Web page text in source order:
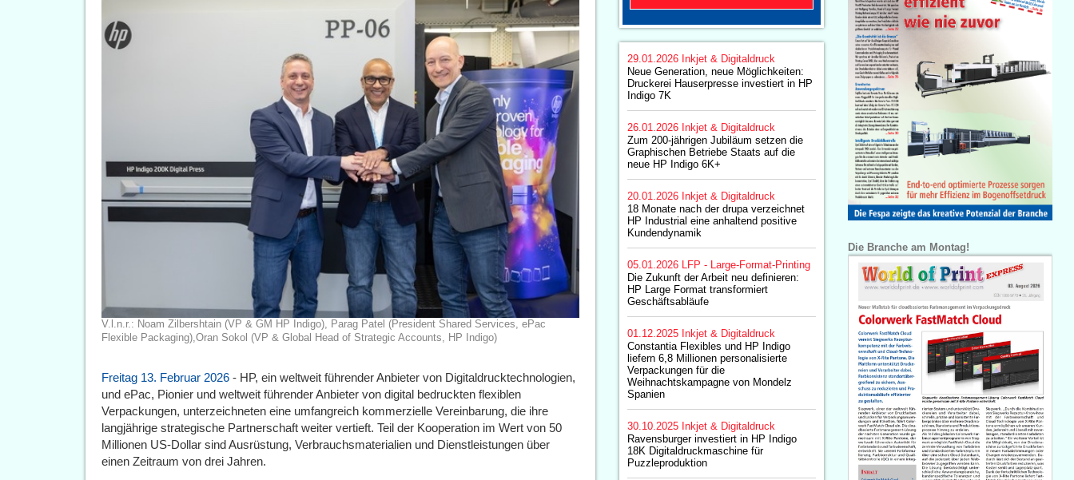
V.l.n.r.: Noam Zilbershtain (VP & GM HP Indigo), Parag Patel (President Shared Services, ePac
Flexible Packaging),Oran Sokol (VP & Global Head of Strategic Accounts, HP Indigo)
Freitag 13. Februar 2026 - HP, ein weltweit führender Anbieter von Digitaldrucktechnologien,
und ePac, Pionier und weltweit führender Anbieter von digital bedruckten flexiblen
Verpackungen, unterzeichneten eine umfangreich kommerzielle Vereinbarung, die ihre
langjährige strategische Partnerschaft weiter vertieft. Teil der Kooperation im Wert von 50
Millionen US-Dollar sind Ausrüstung, Verbrauchsmaterialien und Dienstleistungen über
einen Zeitraum von drei Jahren.
29.01.2026 Inkjet & Digitaldruck
Neue Generation, neue Möglichkeiten:
Druckerei Hauserpresse investiert in HP
Indigo 7K
26.01.2026 Inkjet & Digitaldruck
Zum 200-jährigen Jubiläum setzen die
Graphischen Betriebe Staats auf die
neue HP Indigo 6K+
20.01.2026 Inkjet & Digitaldruck
18 Monate nach der drupa verzeichnet
HP Industrial eine anhaltend positive
Kundendynamik
05.01.2026
LFP - Large-Format-Printing
Die Zukunft der Arbeit neu definieren:
HP Large Format transformiert
Geschäftsabläufe
01.12.2025 Inkjet & Digitaldruck
Constantia Flexibles und HP Indigo
liefern 6,8 Millionen personalisierte
Verpackungen für die
Weihnachtskampagne von Mondelz
Spanien
30.10.2025 Inkjet & Digitaldruck
Ravensburger investiert in HP Indigo
18K Digitaldruckmaschine für
Puzzleproduktion
Die Branche am Montag!